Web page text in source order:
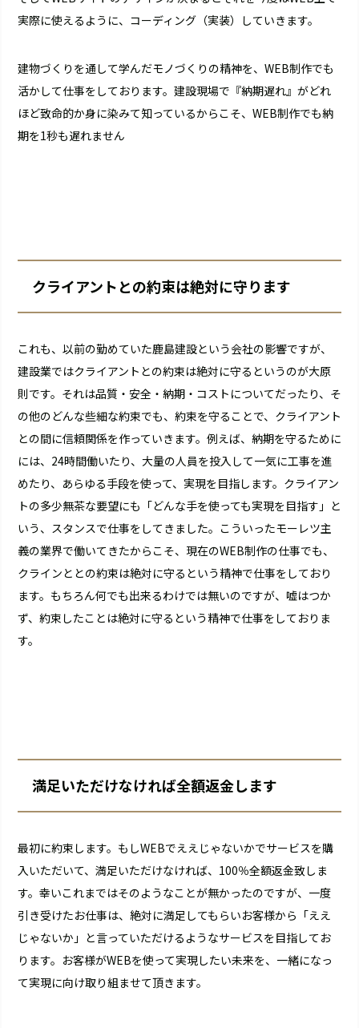
実際に使えるように、コーディング（実装）していきます。
建物づくりを通して学んだモノづくりの精神を、WEB制作でも
活かして仕事をしております。建設現場で『納期遅れ』がどれ
ほど致命的か身に染みて知っているからこそ、WEB制作でも納
期を1秒も遅れません
クライアントとの約束は絶対に守ります
これも、以前の勤めていた鹿島建設という会社の影響ですが、
建設業ではクライアントとの約束は絶対に守るというのが大原
則です。それは品質・安全・納期・コストについてだったり、そ
の他のどんな些細な約束でも、約束を守ることで、クライアント
との間に信頼関係を作っていきます。例えば、納期を守るために
には、24時間働いたり、大量の人員を投入して一気に工事を進
めたり、あらゆる手段を使って、実現を目指します。クライアン
トの多少無茶な要望にも「どんな手を使っても実現を目指す」と
いう、スタンスで仕事をしてきました。こういったモーレツ主
義の業界で働いてきたからこそ、現在のWEB制作の仕事でも、
クラインととの約束は絶対に守るという精神で仕事をしており
ます。もちろん何でも出来るわけでは無いのですが、嘘はつか
ず、約束したことは絶対に守るという精神で仕事をしておりま
す。
満足いただけなければ全額返金します
最初に約束します。もしWEBでええじゃないかでサービスを購
入いただいて、満足いただけなければ、100％全額返金致しま
す。幸いこれまではそのようなことが無かったのですが、一度
引き受けたお仕事は、絶対に満足してもらいお客様から「ええ
じゃないか」と言っていただけるようなサービスを目指してお
ります。お客様がWEBを使って実現したい未来を、一緒になっ
て実現に向け取り組ませて頂きます。